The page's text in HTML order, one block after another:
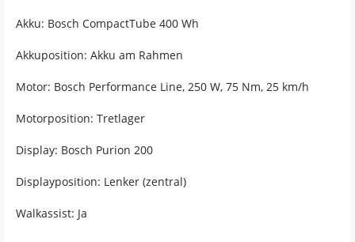
Akku: Bosch CompactTube 400 Wh
Akkuposition: Akku am Rahmen
Motor: Bosch Performance Line, 250 W, 75 Nm, 25 km/h
Motorposition: Tretlager
Display: Bosch Purion 200
Displayposition: Lenker (zentral)
Walkassist: Ja